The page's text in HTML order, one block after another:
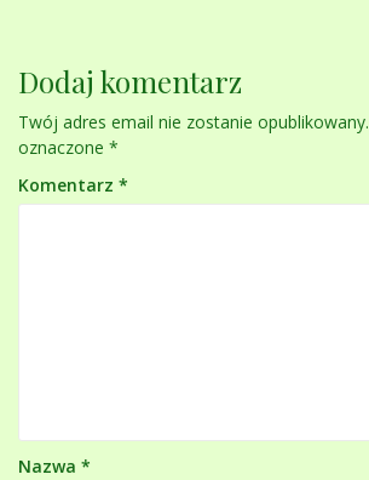
Dodaj komentarz
Twój adres email nie zostanie opublikowany.
oznaczone *
Komentarz *
Nazwa *